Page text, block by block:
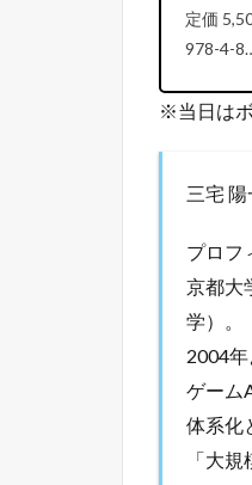
定価
978-4-
※当日は
三宅
プロフ
京都大
学）。
2004
ゲーム
体系化
「大